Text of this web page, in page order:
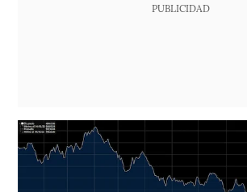
PUBLICIDAD